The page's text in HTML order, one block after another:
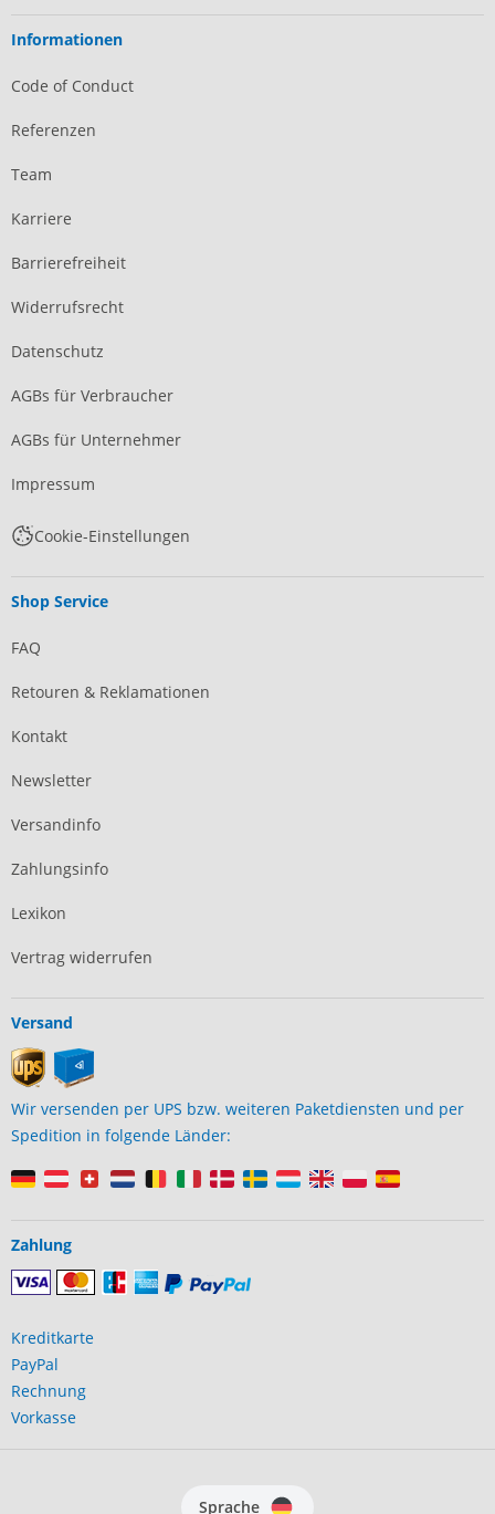
Informationen
Code of Conduct
Referenzen
Team
Karriere
Barrierefreiheit
Widerrufsrecht
Datenschutz
AGBs für Verbraucher
AGBs für Unternehmer
Impressum
Cookie-Einstellungen
Shop Service
FAQ
Retouren & Reklamationen
Kontakt
Newsletter
Versandinfo
Zahlungsinfo
Lexikon
Vertrag widerrufen
Versand
Wir versenden per UPS bzw. weiteren Paketdiensten und per
Spedition in folgende Länder:
Zahlung
Kreditkarte
PayPal
Rechnung
Vorkasse
Sprache